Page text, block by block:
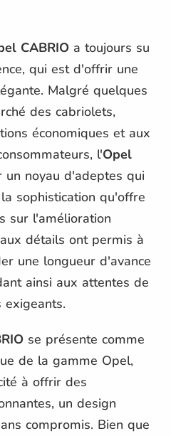
CABRIO a toujours su
qui est d'offrir une
Malgré quelques
des cabriolets,
économiques et aux
l'Opel
un noyau d'adeptes qui
sophistication qu'offre
sur l'amélioration
détails ont permis à
une longueur d'avance
ainsi aux attentes de
se présente comme
de la gamme Opel,
à offrir des
un design
compromis. Bien que